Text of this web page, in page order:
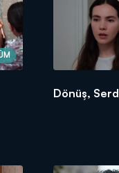
Dönüş,